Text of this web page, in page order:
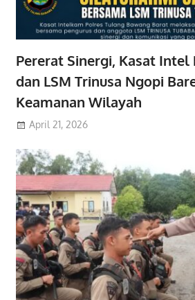
Pererat Sinergi, Kasat Intel
dan LSM Trinusa Ngopi
Keamanan Wilayah
April 21, 2026